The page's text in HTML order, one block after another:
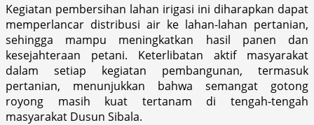
Kegiatan pembersihan lahan irigasi ini diharapkan dapat
memperlancar distribusi air ke lahan-lahan pertanian,
sehingga mampu meningkatkan hasil panen dan
kesejahteraan petani. Keterlibatan aktif masyarakat
dalam setiap kegiatan pembangunan, termasuk
pertanian, menunjukkan bahwa semangat gotong
royong masih kuat tertanam di tengah-tengah
masyarakat Dusun Sibala.